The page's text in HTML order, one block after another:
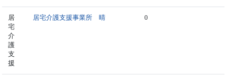
居
宅
介
護
支
援
居宅介護支援事業所 晴 0